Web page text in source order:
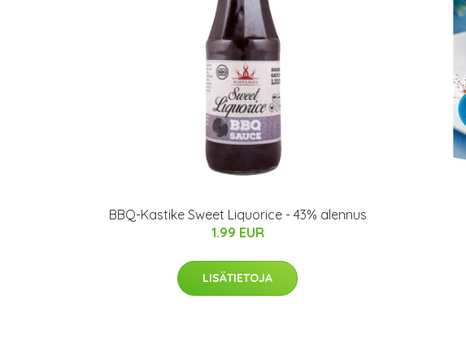
BBQ-Kastike Sweet Liquorice - 43% alennus
1.99 EUR
LISÄTIETOJA